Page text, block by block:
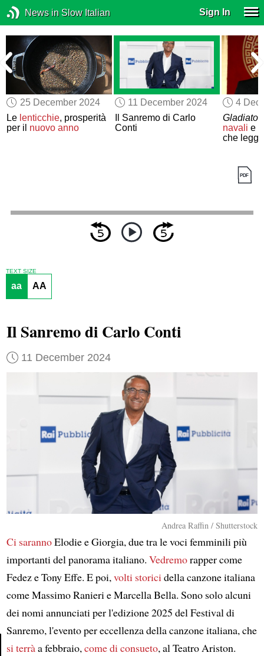
News in Slow Italian Sign In
25 December 2024
Le lenticchie, prosperità
per il nuovo anno
11 December 2024
Il Sanremo di Carlo
Conti
4
Gladiator
navali e
che
TEXT SIZE
aa AA
Il Sanremo di Carlo Conti
11 December 2024
Andrea Raffin / Shutterstock
Ci sarannoElodie e Giorgia, due tra le voci femminili più
importanti del panorama italiano. Vedremorapper come
Fedez e Tony Effe. E poi,volti storicidella canzone italiana
come Massimo Ranieri e Marcella Bella. Sono solo alcuni
dei nomi annunciati per l'edizione 2025 del Festival di
Sanremo, l'evento per eccellenza della canzone italiana, che
si terràa febbraio,come di consueto, al Teatro Ariston.